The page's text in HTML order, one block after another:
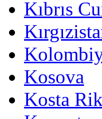
Kıbrıs
Kosova
Kosta